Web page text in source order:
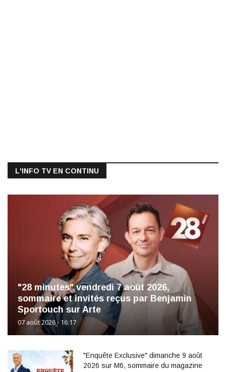
L'INFO TV EN CONTINU
"28 minutes" vendredi 7 août 2026,
sommaire et invités reçus par Benjamin
Sportouch sur Arte
07 août 2026 - 16:17
"Enquête Exclusive" dimanche 9 août
2026 sur M6, sommaire du magazine